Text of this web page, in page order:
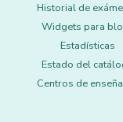
Historial de
Widgets para
Estadísticas
Estado del
Centros de